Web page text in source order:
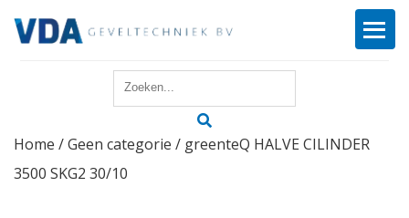
Reparatie
Home /Geen categorie / greenteQ HALVE CILINDER
3500 SKG2 30/10